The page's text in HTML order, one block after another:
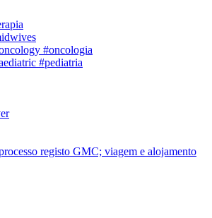
#oncologia
#pediatria
registo GMC; viagem e alojamento